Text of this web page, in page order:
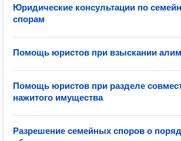
Юридические консультации по
спорам
Помощь юристов при взыскании
Помощь юристов при разделе
нажитого имущества
Разрешение семейных споров о